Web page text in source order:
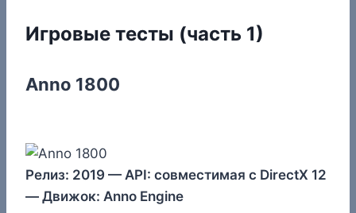
Игровые тесты (часть 1)
Anno 1800
Релиз: 2019 — API: совместимая с DirectX 12
— Движок: Anno Engine